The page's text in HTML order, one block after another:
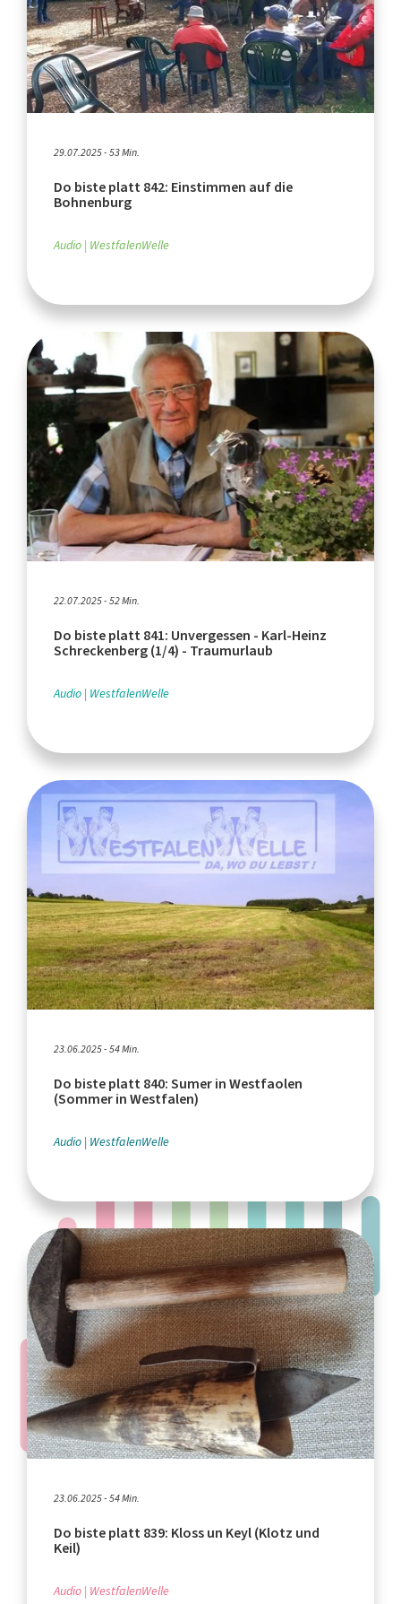
29.07.2025 - 53 Min.
Do biste platt 842: Einstimmen auf die
Bohnenburg
Audio WestfalenWelle
22.07.2025 - 52 Min.
Do biste platt 841: Unvergessen - Karl-Heinz
Schreckenberg (1/4) - Traumurlaub
Audio WestfalenWelle
23.06.2025 - 54 Min.
Do biste platt 840: Sumer in Westfaolen
(Sommer in Westfalen)
Audio WestfalenWelle
23.06.2025 - 54 Min.
Do biste platt 839: Kloss un Keyl (Klotz und
Keil)
Audio WestfalenWelle